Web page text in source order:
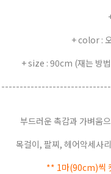
+ color :
+ size : 90cm (재는 방
부드러운 촉감과 가벼움
목걸이, 팔찌, 헤어악세사
** 1마(90cm)씩